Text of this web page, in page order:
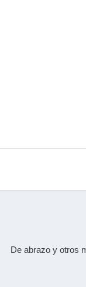
De abrazo y otros